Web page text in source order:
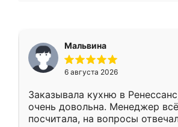
Мальвина
6 августа 2026
Заказывала кухню в
очень довольна. Менеджер
посчитала, на вопросы